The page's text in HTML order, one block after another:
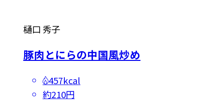
樋口 秀子
豚肉とにらの中国風炒め
457kcal
約210円